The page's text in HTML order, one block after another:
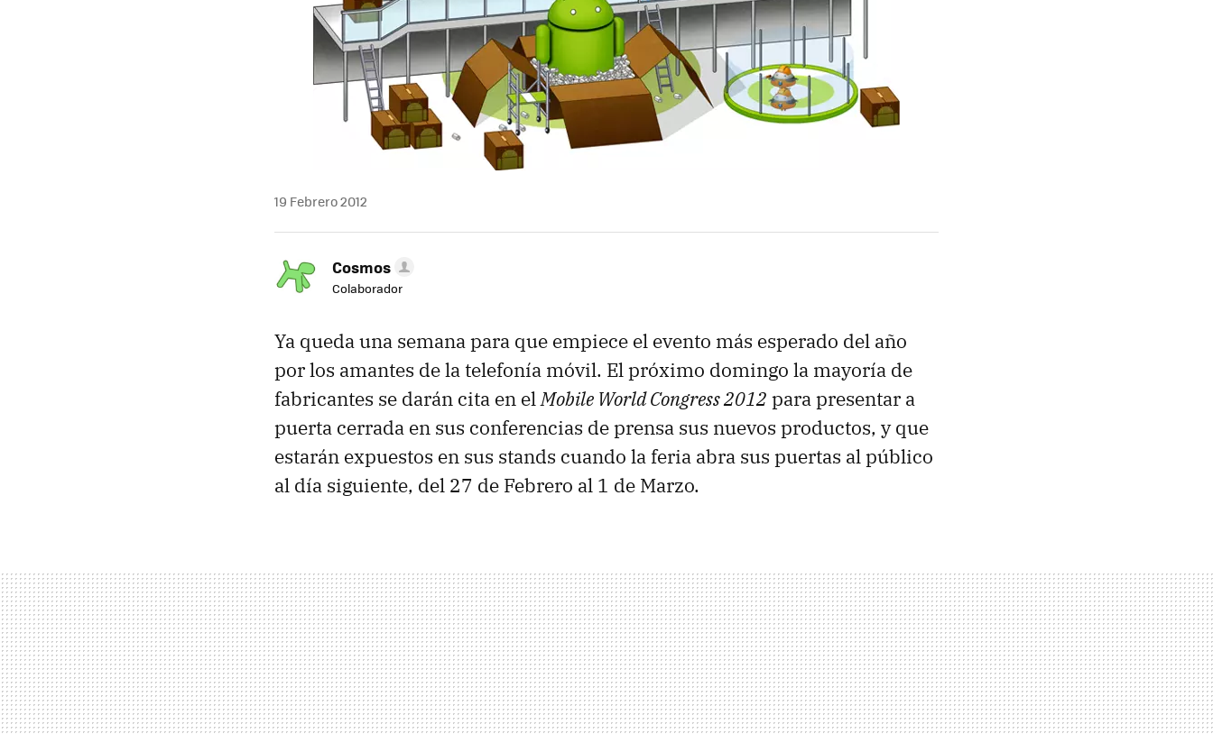
19 Febrero 2012
Cosmos
Colaborador
Ya queda una semana para que empiece el evento más esperado del año
por los amantes de la telefonía móvil. El próximo domingo la mayoría de
fabricantes se darán cita en elMobile World Congress 2012 para presentar a
puerta cerrada en sus conferencias de prensa sus nuevos productos, y que
estarán expuestos en sus stands cuando la feria abra sus puertas al público
al día siguiente, del 27 de Febrero al 1 de Marzo.